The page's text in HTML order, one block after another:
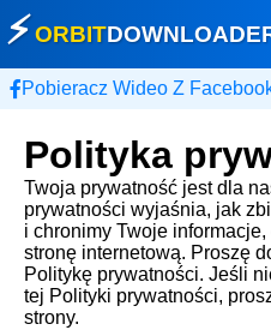
⚡ORBIT
Pobieracz Wideo Z
Polityka
Twoja prywatność jest dla
prywatności wyjaśnia, jak
i chronimy Twoje
stronę internetową. Proszę
Politykę prywatności. Jeśli
tej Polityki prywatności,
strony.